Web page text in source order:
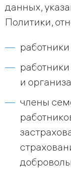
данных,
Политики,
и
члены